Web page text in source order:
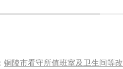
铜陵市看守所值班室及卫生间等